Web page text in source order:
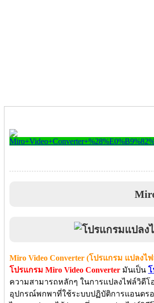
Miro Video Converter (โปรแกรม แปลงไ
โปรแกรม Miro Video Converter มันเป็น
ความสามารถหลักๆ ในการแปลงไฟล์วิดีโ
อุปกรณ์พกพาที่ใช้ระบบปฏิบัติการแอนดรอ